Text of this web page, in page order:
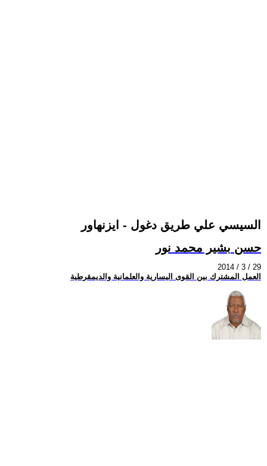
السيسي علي طريق دغول - ايزنهاور
حسن بشير محمد نور
2014 / 3 / 29
العمل المشترك بين القوى اليسارية والعلمانية والديمقرطية